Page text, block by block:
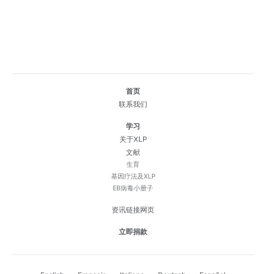
首页
联系我们
学习
关于XLP
文献
生育
基因疗法及XLP
EB病毒小册子
资讯链接网页
立即捐款